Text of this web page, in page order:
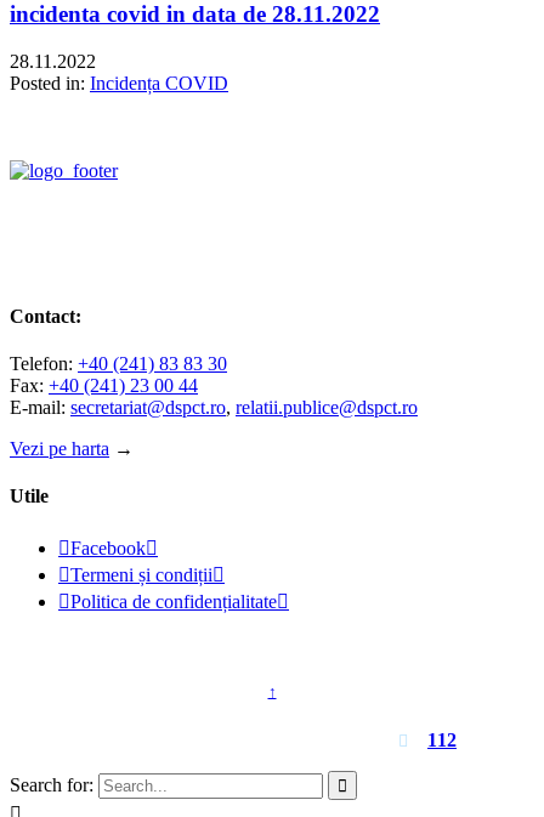
incidenta covid in data de 28.11.2022
28.11.2022
Posted in: Incidența COVID
Contact:
Telefon: +40 (241) 83 83 30
Fax: +40 (241) 23 00 44
E-mail: secretariat@dspct.ro, relatii.publice@dspct.ro
Vezi pe harta →
Utile
Facebook
Termeni și condiții
Politica de confidențialitate
↑
 112
Search for: 